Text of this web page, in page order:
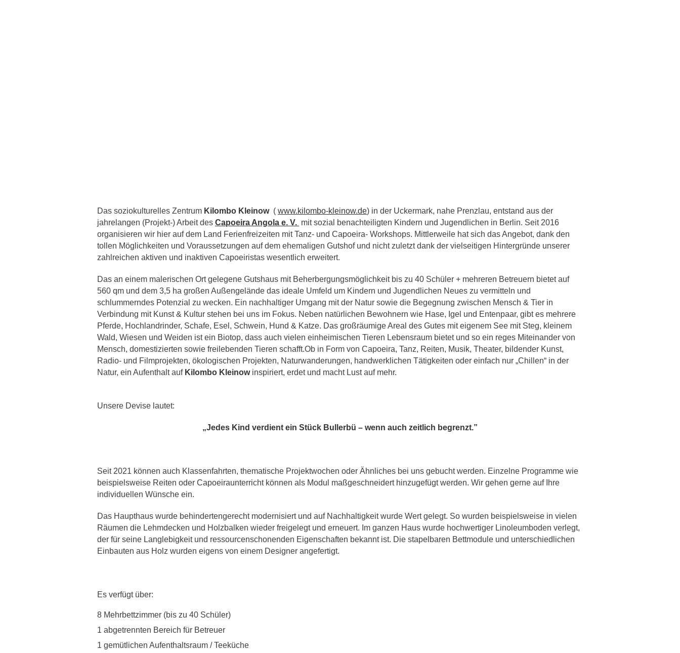
Das soziokulturelles Zentrum Kilombo Kleinow( www.kilombo-kleinow.de) in der Uckermark, nahe Prenzlau, entstand aus der
jahrelangen (Projekt-) Arbeit des Capoeira Angola e. V. mit sozial benachteiligten Kindern und Jugendlichen in Berlin. Seit 2016
organisieren wir hier auf dem Land Ferienfreizeiten mit Tanz- und Capoeira- Workshops. Mittlerweile hat sich das Angebot, dank den
tollen Möglichkeiten und Voraussetzungen auf dem ehemaligen Gutshof und nicht zuletzt dank der vielseitigen Hintergründe unserer
zahlreichen aktiven und inaktiven Capoeiristas wesentlich erweitert.
Das an einem malerischen Ort gelegene Gutshaus mit Beherbergungsmöglichkeit bis zu 40 Schüler + mehreren Betreuern bietet auf
560 qm und dem 3,5 ha großen Außengelände das ideale Umfeld um Kindern und Jugendlichen Neues zu vermitteln und
schlummerndes Potenzial zu wecken. Ein nachhaltiger Umgang mit der Natur sowie die Begegnung zwischen Mensch & Tier in
Verbindung mit Kunst & Kultur stehen bei uns im Fokus. Neben natürlichen Bewohnern wie Hase, Igel und Entenpaar, gibt es mehrere
Pferde, Hochlandrinder, Schafe, Esel, Schwein, Hund & Katze. Das großräumige Areal des Gutes mit eigenem See mit Steg, kleinem
Wald, Wiesen und Weiden ist ein Biotop, dass auch vielen einheimischen Tieren Lebensraum bietet und so ein reges Miteinander von
Mensch, domestizierten sowie freilebenden Tieren schafft.Ob in Form von Capoeira, Tanz, Reiten, Musik, Theater, bildender Kunst,
Radio- und Filmprojekten, ökologischen Projekten, Naturwanderungen, handwerklichen Tätigkeiten oder einfach nur „Chillen“ in der
Natur, ein Aufenthalt auf Kilombo Kleinowinspiriert, erdet und macht Lust auf mehr.
Unsere Devise lautet:
„Jedes Kind verdient ein Stück Bullerbü – wenn auch zeitlich begrenzt.”
Seit 2021 können auch Klassenfahrten, thematische Projektwochen oder Ähnliches bei uns gebucht werden. Einzelne Programme wie
beispielsweise Reiten oder Capoeiraunterricht können als Modul maßgeschneidert hinzugefügt werden. Wir gehen gerne auf Ihre
individuellen Wünsche ein.
Das Haupthaus wurde behindertengerecht modernisiert und auf Nachhaltigkeit wurde Wert gelegt. So wurden beispielsweise in vielen
Räumen die Lehmdecken und Holzbalken wieder freigelegt und erneuert. Im ganzen Haus wurde hochwertiger Linoleumboden verlegt,
der für seine Langlebigkeit und ressourcenschonenden Eigenschaften bekannt ist. Die stapelbaren Bettmodule und unterschiedlichen
Einbauten aus Holz wurden eigens von einem Designer angefertigt.
Es verfügt über:
8 Mehrbettzimmer (bis zu 40 Schüler)
1 abgetrennten Bereich für Betreuer
1 gemütlichen Aufenthaltsraum / Teeküche